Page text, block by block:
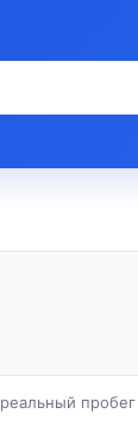
пробег